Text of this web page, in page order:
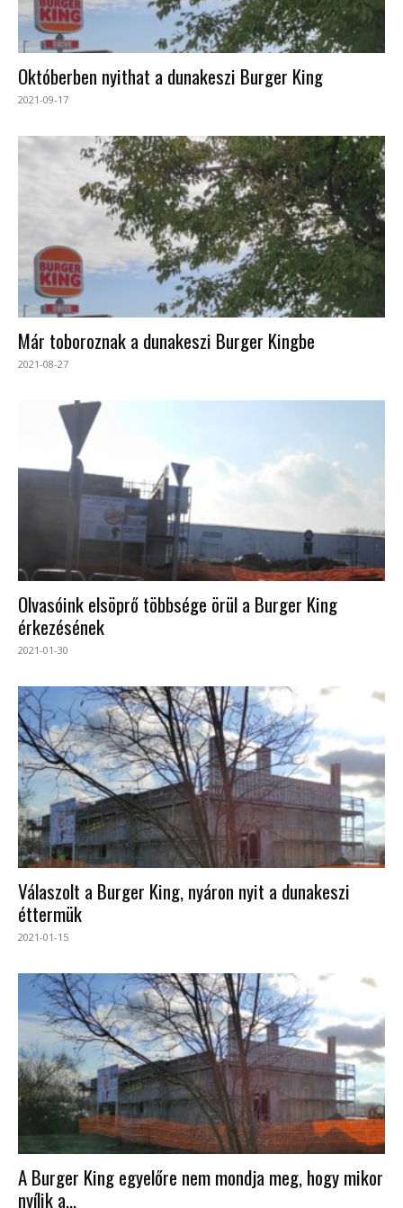
Októberben nyithat a dunakeszi Burger King
2021-09-17
Már toboroznak a dunakeszi Burger Kingbe
2021-08-27
Olvasóink elsöprő többsége örül a Burger King
érkezésének
2021-01-30
Válaszolt a Burger King, nyáron nyit a dunakeszi
éttermük
2021-01-15
A Burger King egyelőre nem mondja meg, hogy mikor
nyílik a...